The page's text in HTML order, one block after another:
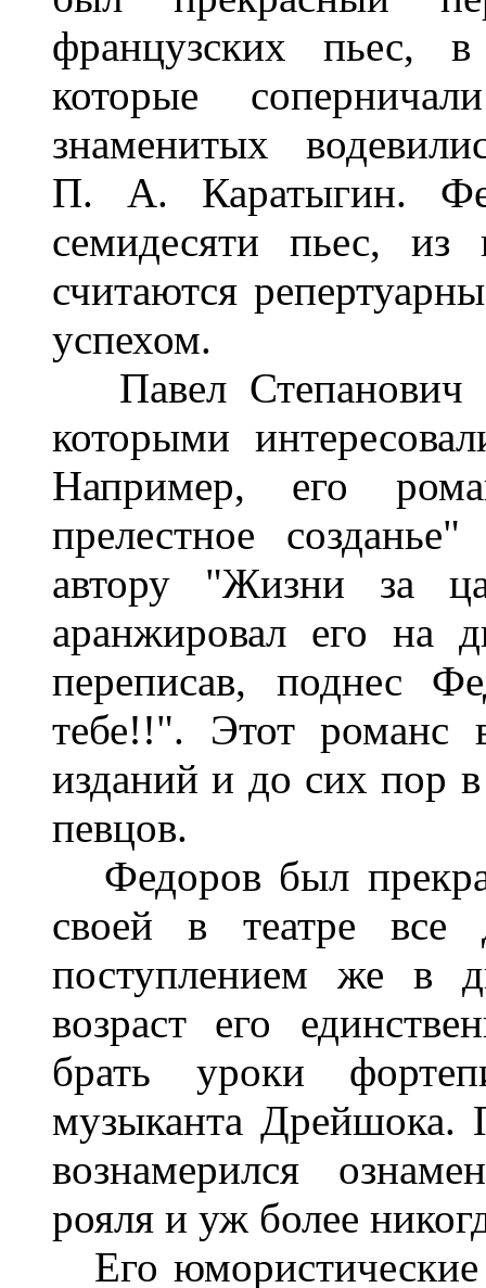
французских пьес,
которые
знаменитых
П. А. Каратыгин.
семидесяти пьес,
считаются
успехом.
Павел Степанович
которыми
Например, его
прелестное
автору "Жизни за
аранжировал его на
переписав, поднес
тебе!!". Этот романс
изданий и до сих пор
певцов.
Федоров был
своей в театре все
поступлением же в
возраст его
брать уроки
музыканта Дрейшока.
вознамерился
рояля и уж более
Его юмористические